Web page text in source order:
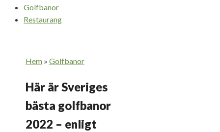
Golfbanor
Restaurang
Hem » Golfbanor
Här är Sveriges
bästa golfbanor
2022 – enligt